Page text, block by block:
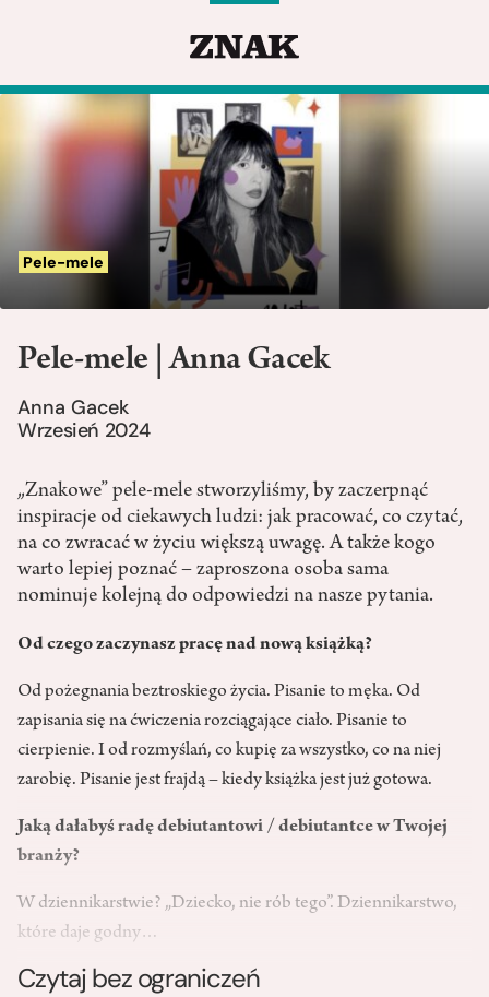
Pele-mele
Pele-mele | Anna Gacek
Anna Gacek
Wrzesień 2024
„Znakowe” pele-mele stworzyliśmy, by zaczerpnąć
inspiracje od ciekawych ludzi: jak pracować, co czytać,
na co zwracać w życiu większą uwagę. A także kogo
warto lepiej poznać – zaproszona osoba sama
nominuje kolejną do odpowiedzi na nasze pytania.
Od czego zaczynasz pracę nad nową książką?
Od pożegnania beztroskiego życia. Pisanie to męka. Od
zapisania się na ćwiczenia rozciągające ciało. Pisanie to
cierpienie. I od rozmyślań, co kupię za wszystko, co na niej
zarobię. Pisanie jest frajdą – kiedy książka jest już gotowa.
Jaką dałabyś radę debiutantowi / debiutantce w Twojej
branży?
W dziennikarstwie? „Dziecko, nie rób tego”. Dziennikarstwo,
które daje godny…
Czytaj bez ograniczeń